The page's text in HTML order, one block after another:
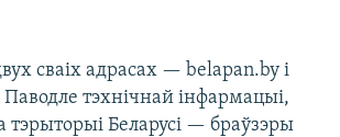
сваіх адрасах — belapan.by і
тэхнічнай інфармацыі,
тэрыторыі Беларусі — браўзэры